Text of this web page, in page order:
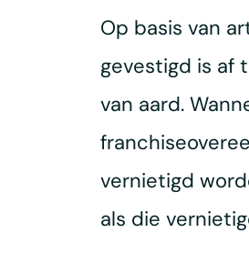
Op basis van
gevestigd is af
van aard.
vernietigd
als die